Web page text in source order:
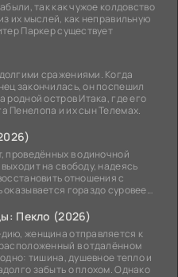
так как чужое колдовство
их мыслей, как неправильную
Паркер существует
сражениями. Когда
закончилась, он поспешил
родной остров Итака, где его
Пенелопа и их сын Телемах.
проведённых в одиночной
на свободу, надеясь
отношения с
гораздо суровее
Пекло (2026)
женщина отправляется к
в отдалённом
тишина, душевное тепло и
забыть о плохом. Однако